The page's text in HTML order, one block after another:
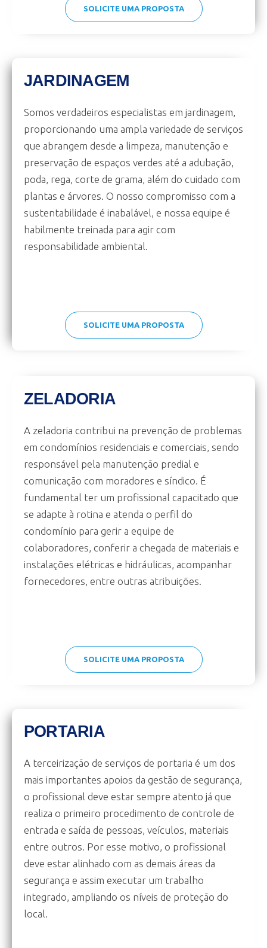
SOLICITE UMA PROPOSTA
JARDINAGEM
Somos verdadeiros especialistas em jardinagem,
proporcionando uma ampla variedade de serviços
que abrangem desde a limpeza, manutenção e
preservação de espaços verdes até a adubação,
poda, rega, corte de grama, além do cuidado com
plantas e árvores. O nosso compromisso com a
sustentabilidade é inabalável, e nossa equipe é
habilmente treinada para agir com
responsabilidade ambiental.
SOLICITE UMA PROPOSTA
ZELADORIA
A zeladoria contribui na prevenção de problemas
em condomínios residenciais e comerciais, sendo
responsável pela manutenção predial e
comunicação com moradores e síndico. É
fundamental ter um profissional capacitado que
se adapte à rotina e atenda o perfil do
condomínio para gerir a equipe de
colaboradores, conferir a chegada de materiais e
instalações elétricas e hidráulicas, acompanhar
fornecedores, entre outras atribuições.
SOLICITE UMA PROPOSTA
PORTARIA
A terceirização de serviços de portaria é um dos
mais importantes apoios da gestão de segurança,
o profissional deve estar sempre atento já que
realiza o primeiro procedimento de controle de
entrada e saída de pessoas, veículos, materiais
entre outros. Por esse motivo, o profissional
deve estar alinhado com as demais áreas da
segurança e assim executar um trabalho
integrado, ampliando os níveis de proteção do
local.